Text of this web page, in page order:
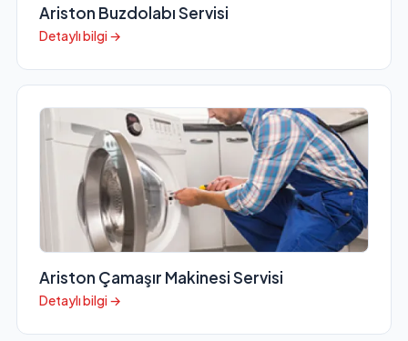
Ariston Buzdolabı Servisi
Detaylı bilgi →
Ariston Çamaşır Makinesi Servisi
Detaylı bilgi →